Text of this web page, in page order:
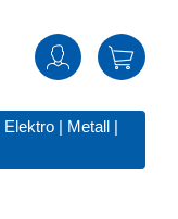
Elektro | Metall |